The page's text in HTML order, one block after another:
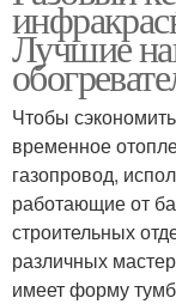
Лучшие
Чтобы
временное
газопровод,
работающие от
строительных
различных
имеет форму